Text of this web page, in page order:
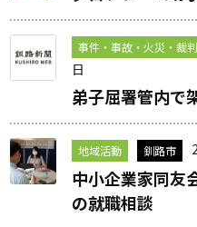
事件・事故・火災・裁判
日
弟子屈署管内で
地域活動 釧路市
中小企業家同友
の就職相談